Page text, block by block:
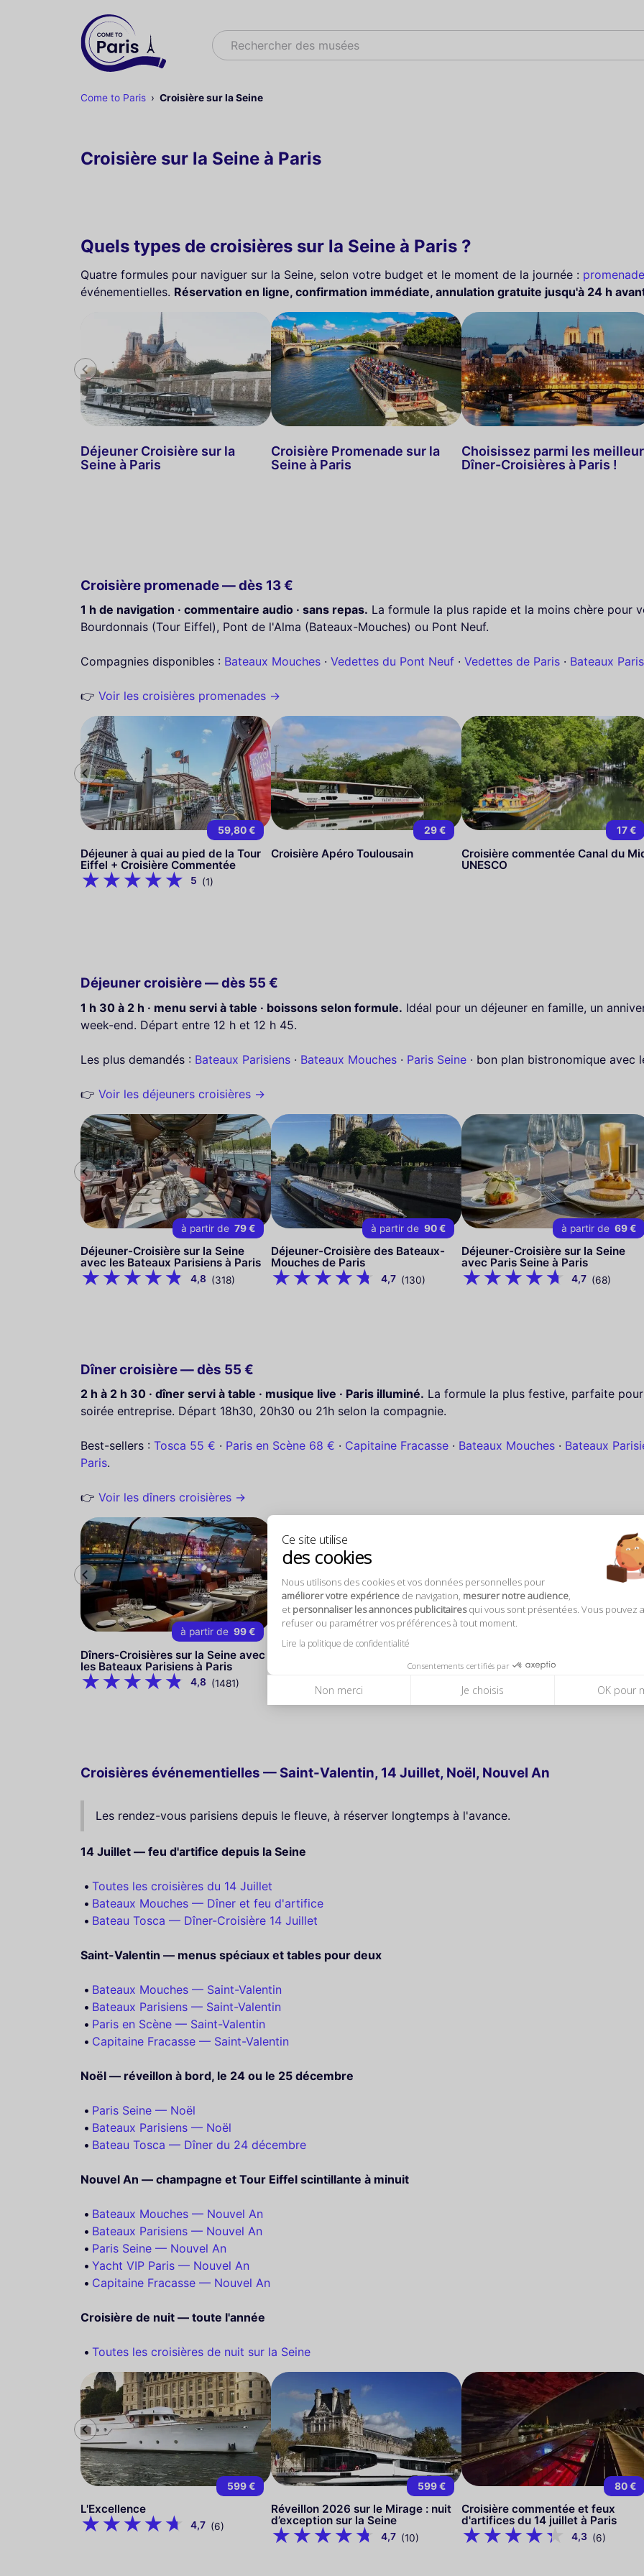
Ce site utilise
des cookies
Nous utilisons des cookies et vos données personnelles pour
améliorer votre expérience de navigation, mesurer notre audience,
et personnaliser les annonces publicitairesqui vous sont présentées. Vous pouvez
refuser ou paramétrer vos préférences à tout moment.
Lire la politique de confidentialité
Consentements certifiés par
Non merci Je choisis OK pour
Rechercher
Rechercher des spectacles
Come to Paris Croisière sur la Seine
Croisière sur la Seine à Paris
Quels types de croisières sur la Seine à Paris ?
Quatre formules pour naviguer sur la Seine, selon votre budget et le moment de la journée : promenade
événementielles. Réservation en ligne, confirmation immédiate, annulation gratuite jusqu'à 24 h
Déjeuner Croisière sur la
Seine à Paris
Croisière Promenade sur la
Seine à Paris
Choisissez parmi les
Dîner-Croisières à Paris !
Croisière promenade — dès 13 €
1 h de navigation · commentaire audio · sans repas. La formule la plus rapide et la moins chère pour
Bourdonnais (Tour Eiffel), Pont de l'Alma (Bateaux-Mouches) ou Pont Neuf.
Compagnies disponibles : Bateaux Mouches · Vedettes du Pont Neuf · Vedettes de Paris · Bateaux
👉 Voir les croisières promenades →
59,80 €
Déjeuner à quai au pied de la Tour
Eiffel + Croisière Commentée
5 (1)
29 €
Croisière Apéro Toulousain
17 €
Croisière commentée Canal du
UNESCO
Déjeuner croisière — dès 55 €
1 h 30 à 2 h · menu servi à table · boissons selon formule. Idéal pour un déjeuner en famille, un
week-end. Départ entre 12 h et 12 h 45.
Les plus demandés : Bateaux Parisiens · Bateaux Mouches · Paris Seine · bon plan bistronomique avec
👉 Voir les déjeuners croisières →
à partir de 79 €
Déjeuner-Croisière sur la Seine
avec les Bateaux Parisiens à Paris
4,8 (318)
à partir de 90 €
Déjeuner-Croisière des Bateaux-
Mouches de Paris
4,7 (130)
à partir de 69 €
Déjeuner-Croisière sur la Seine
avec Paris Seine à Paris
4,7 (68)
Dîner croisière — dès 55 €
2 h à 2 h 30 · dîner servi à table · musique live · Paris illuminé. La formule la plus festive, parfaite
soirée entreprise. Départ 18h30, 20h30 ou 21h selon la compagnie.
Best-sellers : Tosca 55 € · Paris en Scène 68 € · Capitaine Fracasse · Bateaux Mouches · Bateaux
Paris.
👉 Voir les dîners croisières →
à partir de 99 €
Dîners-Croisières sur la Seine avec
les Bateaux Parisiens à Paris
4,8 (1481)
à partir de
les Bateaux-Mouches à Paris
du Capitaine Fracasse à Paris
(273)
Croisières événementielles — Saint-Valentin, 14 Juillet, Noël, Nouvel An
Les rendez-vous parisiens depuis le fleuve, à réserver longtemps à l'avance.
14 Juillet — feu d'artifice depuis la Seine
Toutes les croisières du 14 Juillet
Bateaux Mouches — Dîner et feu d'artifice
Bateau Tosca — Dîner-Croisière 14 Juillet
Saint-Valentin — menus spéciaux et tables pour deux
Bateaux Mouches — Saint-Valentin
Bateaux Parisiens — Saint-Valentin
Paris en Scène — Saint-Valentin
Capitaine Fracasse — Saint-Valentin
Noël — réveillon à bord, le 24 ou le 25 décembre
Paris Seine — Noël
Bateaux Parisiens — Noël
Bateau Tosca — Dîner du 24 décembre
Nouvel An — champagne et Tour Eiffel scintillante à minuit
Bateaux Mouches — Nouvel An
Bateaux Parisiens — Nouvel An
Paris Seine — Nouvel An
Yacht VIP Paris — Nouvel An
Capitaine Fracasse — Nouvel An
Croisière de nuit — toute l'année
Toutes les croisières de nuit sur la Seine
599 €
L'Excellence
4,7 (6)
599 €
Réveillon 2026 sur le Mirage : nuit
d’exception sur la Seine
4,7 (10)
80 €
Croisière commentée et feux
d'artifices du 14 juillet à Paris
4,3 (6)